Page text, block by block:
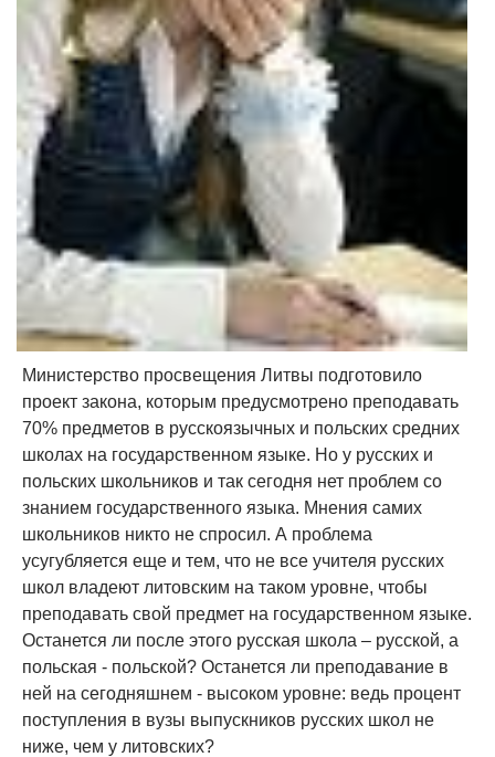
Министерство просвещения Литвы подготовило
проект закона, которым предусмотрено преподавать
70% предметов в русскоязычных и польских средних
школах на государственном языке. Но у русских и
польских школьников и так сегодня нет проблем со
знанием государственного языка. Мнения самих
школьников никто не спросил. А проблема
усугубляется еще и тем, что не все учителя русских
школ владеют литовским на таком уровне, чтобы
преподавать свой предмет на государственном языке.
Останется ли после этого русская школа – русской, а
польская - польской? Останется ли преподавание в
ней на сегодняшнем - высоком уровне: ведь процент
поступления в вузы выпускников русских школ не
ниже, чем у литовских?